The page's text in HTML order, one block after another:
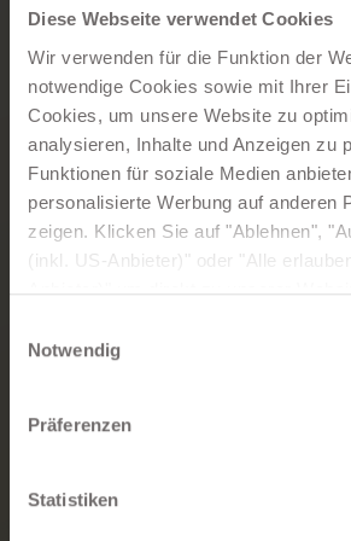
Diese Webseite verwendet Cookies
Wir verwenden für die Funktion der
notwendige Cookies sowie mit Ihrer
Cookies, um unsere Website zu
analysieren, Inhalte und Anzeigen zu
Funktionen für soziale Medien
personalisierte Werbung auf anderen
zeigen. Klicken Sie auf "Ablehnen",
(inkl. US-Anbieter)" oder "Alle
Anbieter)" um direkt zu unserer
können Sie jederzeit mit Wirkung für
Mit Ihrer Zustimmung - Klick auf "Alle
willigen Sie gem. Art. 49 (1) lit. a
ausdrücklich ein, dass auch Anbieter
Notwendig
Präferenzen
Statistiken
Kneippwanderung oder ein sportlicher
haben garantiert den passenden See
Rottachsee
Niedersonthofener See
Eschacher Weiher